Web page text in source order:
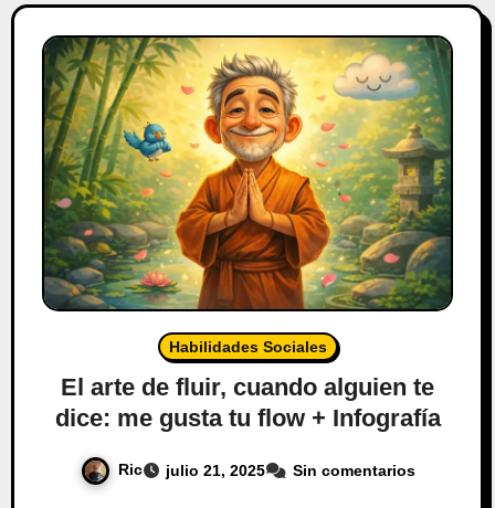
Habilidades Sociales
El arte de fluir, cuando alguien te
dice: me gusta tu flow + Infografía
Ric julio 21, 2025 Sin comentarios